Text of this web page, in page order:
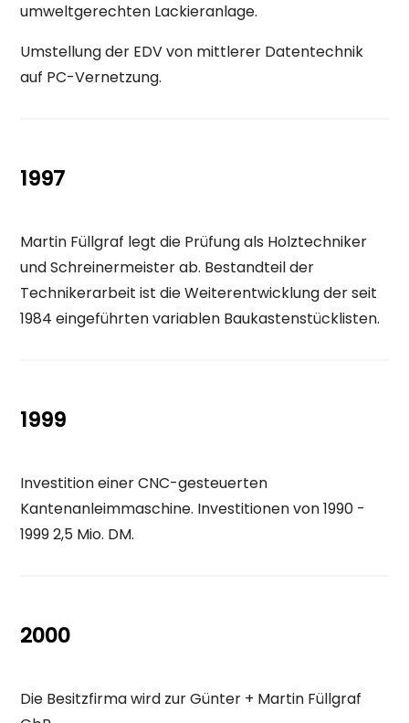
umweltgerechten Lackieranlage.
Umstellung der EDV von mittlerer Datentechnik
auf PC-Vernetzung.
1997
Martin Füllgraf legt die Prüfung als Holztechniker
und Schreinermeister ab. Bestandteil der
Technikerarbeit ist die Weiterentwicklung der seit
1984 eingeführten variablen Baukastenstücklisten.
1999
Investition einer CNC-gesteuerten
Kantenanleimmaschine. Investitionen von 1990 -
1999 2,5 Mio. DM.
2000
Die Besitzfirma wird zur Günter + Martin Füllgraf